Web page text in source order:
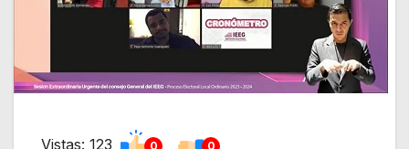
Vistas: 123 0 0